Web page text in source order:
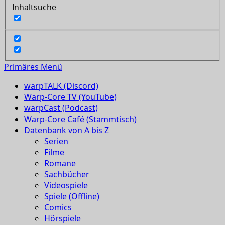
Inhaltsuche
Primäres Menü
warpTALK (Discord)
Warp-Core TV (YouTube)
warpCast (Podcast)
Warp-Core Café (Stammtisch)
Datenbank von A bis Z
Serien
Filme
Romane
Sachbücher
Videospiele
Spiele (Offline)
Comics
Hörspiele